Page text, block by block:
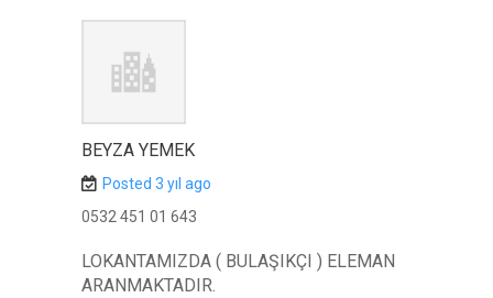
BEYZA YEMEK
Posted 3 yıl ago
0532 451 01 643
LOKANTAMIZDA ( BULAŞIKÇI ) ELEMAN
ARANMAKTADIR.